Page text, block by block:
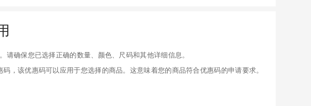
请确保您已选择正确的数量、颜色、尺码和其他详细信息。
，该优惠码可以应用于您选择的商品。这意味着您的商品符合优惠码的申请要求。